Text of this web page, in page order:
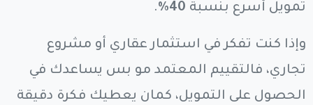
تمويل أسرع بنسبة 40%
.
وإذا كنت تفكر في استثمار عقاري أو مشروع
تجاري، فالتقييم المعتمد مو بس يساعدك في
الحصول على التمويل، كمان يعطيك فكرة دقيقة